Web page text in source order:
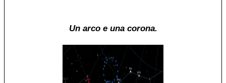
Un arco e una corona.